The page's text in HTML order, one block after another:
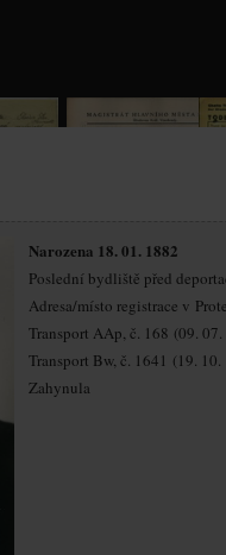
Narozena 18. 01. 1882
Poslední bydliště před
Adresa/místo registrace v
Transport AAp, č. 168 (09.
Transport Bw, č. 1641 (19.
Zahynula